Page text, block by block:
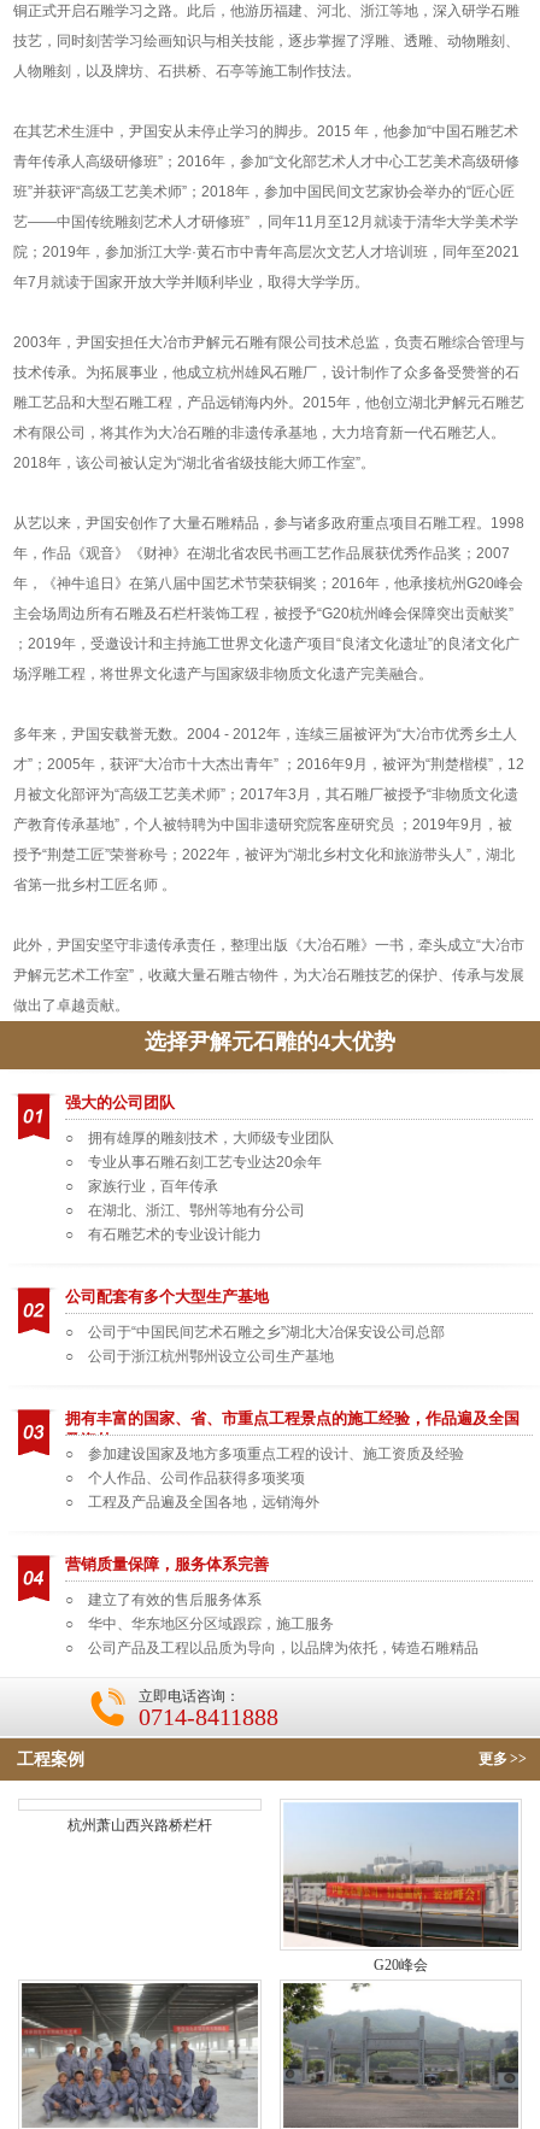
铜正式开启石雕学习之路。此后，他游历福建、河北、浙江等地，深入研学石雕
技艺，同时刻苦学习绘画知识与相关技能，逐步掌握了浮雕、透雕、动物雕刻、
人物雕刻，以及牌坊、石拱桥、石亭等施工制作技法。
在其艺术生涯中，尹国安从未停止学习的脚步。2015 年，他参加“中国石雕艺术
青年传承人高级研修班”；2016年，参加“文化部艺术人才中心工艺美术高级研修
班”并获评“高级工艺美术师”；2018年，参加中国民间文艺家协会举办的“匠心匠
艺——中国传统雕刻艺术人才研修班” ，同年11月至12月就读于清华大学美术学
院；2019年，参加浙江大学·黄石市中青年高层次文艺人才培训班，同年至2021
年7月就读于国家开放大学并顺利毕业，取得大学学历。
2003年，尹国安担任大冶市尹解元石雕有限公司技术总监，负责石雕综合管理与
技术传承。为拓展事业，他成立杭州雄风石雕厂，设计制作了众多备受赞誉的石
雕工艺品和大型石雕工程，产品远销海内外。2015年，他创立湖北尹解元石雕艺
术有限公司，将其作为大冶石雕的非遗传承基地，大力培育新一代石雕艺人。
2018年，该公司被认定为“湖北省省级技能大师工作室”。
从艺以来，尹国安创作了大量石雕精品，参与诸多政府重点项目石雕工程。1998
年，作品《观音》《财神》在湖北省农民书画工艺作品展获优秀作品奖；2007
年，《神牛追日》在第八届中国艺术节荣获铜奖；2016年，他承接杭州G20峰会
主会场周边所有石雕及石栏杆装饰工程，被授予“G20杭州峰会保障突出贡献奖”
；2019年，受邀设计和主持施工世界文化遗产项目“良渚文化遗址”的良渚文化广
场浮雕工程，将世界文化遗产与国家级非物质文化遗产完美融合。
多年来，尹国安载誉无数。2004 - 2012年，连续三届被评为“大冶市优秀乡土人
才”；2005年，获评“大冶市十大杰出青年” ；2016年9月，被评为“荆楚楷模”，12
月被文化部评为“高级工艺美术师”；2017年3月，其石雕厂被授予“非物质文化遗
产教育传承基地”，个人被特聘为中国非遗研究院客座研究员 ；2019年9月，被
授予“荆楚工匠”荣誉称号；2022年，被评为“湖北乡村文化和旅游带头人”，湖北
省第一批乡村工匠名师 。
此外，尹国安坚守非遗传承责任，整理出版《大冶石雕》一书，牵头成立“大冶市
尹解元艺术工作室”，收藏大量石雕古物件，为大冶石雕技艺的保护、传承与发展
做出了卓越贡献。
选择尹解元石雕的4大优势
强大的公司团队
○ 拥有雄厚的雕刻技术，大师级专业团队
○ 专业从事石雕石刻工艺专业达20余年
○ 家族行业，百年传承
○ 在湖北、浙江、鄂州等地有分公司
○ 有石雕艺术的专业设计能力
公司配套有多个大型生产基地
○ 公司于“中国民间艺术石雕之乡”湖北大冶保安设公司总部
○ 公司于浙江杭州鄂州设立公司生产基地
拥有丰富的国家、省、市重点工程景点的施工经验，作品遍及全国
及海外
○ 参加建设国家及地方多项重点工程的设计、施工资质及经验
○ 个人作品、公司作品获得多项奖项
○ 工程及产品遍及全国各地，远销海外
营销质量保障，服务体系完善
○ 建立了有效的售后服务体系
○ 华中、华东地区分区域跟踪，施工服务
○ 公司产品及工程以品质为导向，以品牌为依托，铸造石雕精品
立即电话咨询：
0714-8411888
更多>>
工程案例
杭州萧山西兴路桥栏杆
G20峰会